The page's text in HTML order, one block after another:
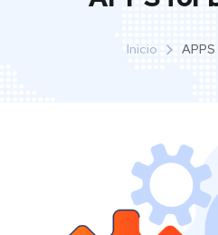
Inicio